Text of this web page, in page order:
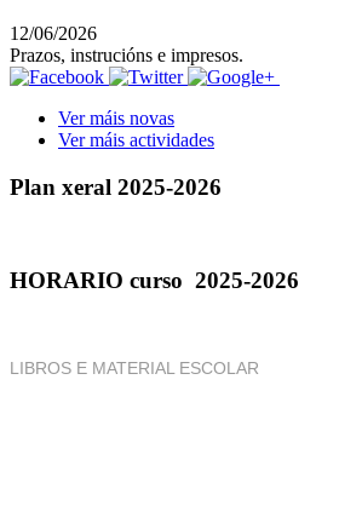
12/06/2026
Prazos, instrucións e impresos.
Ver máis novas
Ver máis actividades
Plan xeral 2025-2026
HORARIO curso 2025-2026
LIBROS E MATERIAL ESCOLAR